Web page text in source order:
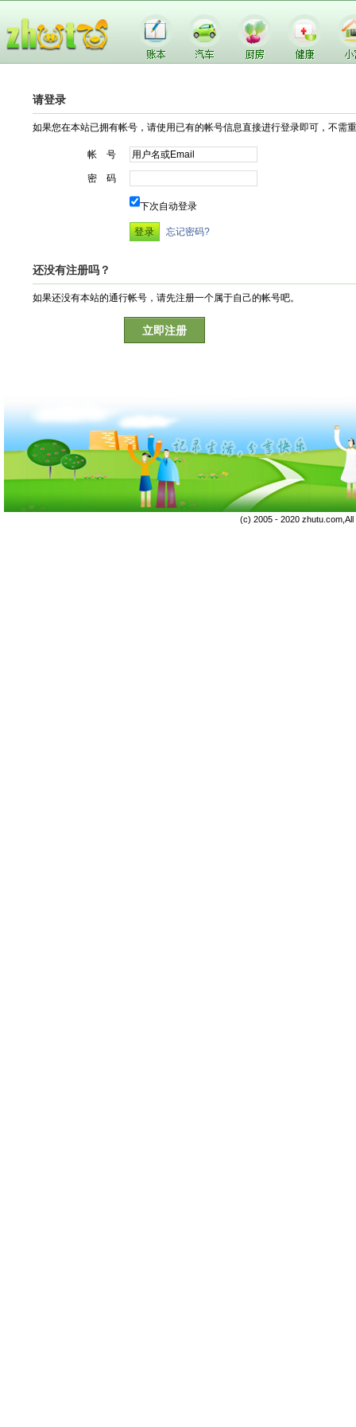
请登录
如果您在本站已拥有帐号，请使用已有的帐号信息直接进行登录即可，不需
帐 号
密 码
下次自动登录
忘记密码?
还没有注册吗？
如果还没有本站的通行帐号，请先注册一个属于自己的帐号吧。
立即注册
(c) 2005 - 2020